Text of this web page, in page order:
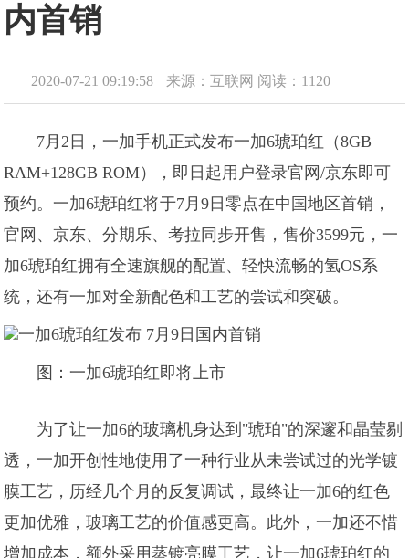
内首销
2020-07-21 09:19:58 来源：互联网 阅读：1120
7月2日，一加手机正式发布一加6琥珀红（8GB
RAM+128GB ROM），即日起用户登录官网/京东即可
预约。一加6琥珀红将于7月9日零点在中国地区首销，
官网、京东、分期乐、考拉同步开售，售价3599元，一
加6琥珀红拥有全速旗舰的配置、轻快流畅的氢OS系
统，还有一加对全新配色和工艺的尝试和突破。
图：一加6琥珀红即将上市
为了让一加6的玻璃机身达到"琥珀"的深邃和晶莹剔
透，一加开创性地使用了一种行业从未尝试过的光学镀
膜工艺，历经几个月的反复调试，最终让一加6的红色
更加优雅，玻璃工艺的价值感更高。此外，一加还不惜
增加成本，额外采用蒸镀亮膜工艺，让一加6琥珀红的